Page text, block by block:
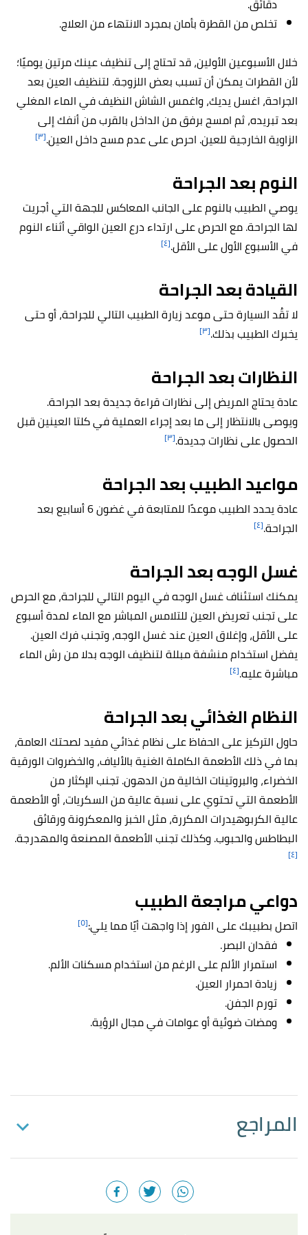
دقائق.
تخلص من القطرة بأمان بمجرد الانتهاء من العلاج.
خلال الأسبوعين الأولين، قد تحتاج إلى تنظيف عينك مرتين يوميًا؛
لأن القطرات يمكن أن تسبب بعض اللزوجة. لتنظيف العين بعد
الجراحة، اغسل يديك، واغمس الشاش النظيف في الماء المغلي
بعد تبريده، ثم امسح برفق من الداخل بالقرب من أنفك إلى
الزاوية الخارجية للعين. احرص على عدم مسح داخل العين.[٣]
النوم بعد الجراحة
يوصي الطبيب بالنوم على الجانب المعاكس للجهة التي أجريت
لها الجراحة. مع الحرص على ارتداء درع العين الواقي أثناء النوم
في الأسبوع الأول على الأقل.[٤]
القيادة بعد الجراحة
لا تقُد السيارة حتى موعد زيارة الطبيب التالي للجراحة، أو حتى
يخبرك الطبيب بذلك.[٣]
النظارات بعد الجراحة
عادة يحتاج المريض إلى نظارات قراءة جديدة بعد الجراحة.
ويوصى بالانتظار إلى ما بعد إجراء العملية في كلتا العينين قبل
الحصول على نظارات جديدة.[٣]
مواعيد الطبيب بعد الجراحة
عادة يحدد الطبيب موعدًا للمتابعة في غضون 6 أسابيع بعد
الجراحة.[٤]
غسل الوجه بعد الجراحة
يمكنك استئناف غسل الوجه في اليوم التالي للجراحة، مع الحرص
على تجنب تعريض العين للتلامس المباشر مع الماء لمدة أسبوع
على الأقل، وإغلاق العين عند غسل الوجه، وتجنب فرك العين.
يفضل استخدام منشفة مبللة لتنظيف الوجه بدلا من رش الماء
مباشرة عليه.[٤]
النظام الغذائي بعد الجراحة
حاول التركيز على الحفاظ على نظام غذائي مفيد لصحتك العامة،
بما في ذلك الأطعمة الكاملة الغنية بالألياف، والخضروات الورقية
الخضراء، والبروتينات الخالية من الدهون. تجنب الإكثار من
الأطعمة التي تحتوي على نسبة عالية من السكريات، أو الأطعمة
عالية الكربوهيدرات المكررة، مثل الخبز والمعكرونة ورقائق
البطاطس والحبوب. وكذلك تجنب الأطعمة المصنعة والمهدرجة.
[٤]
دواعي مراجعة الطبيب
اتصل بطبيبك على الفور إذا واجهت أيًا مما يلي:[٥]
فقدان البصر.
استمرار الألم على الرغم من استخدام مسكنات الألم.
زيادة احمرار العين.
تورم الجفن.
ومضات ضوئية أو عوامات في مجال الرؤية.
المراجع
myhealth.alberta.ca , Retrieved 16/5/2023. Edited.